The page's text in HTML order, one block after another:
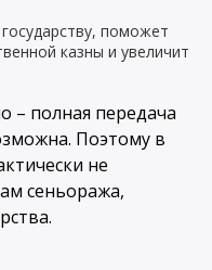
поможет
казны и увеличит
– полная передача
Поэтому в
не
сеньоража,